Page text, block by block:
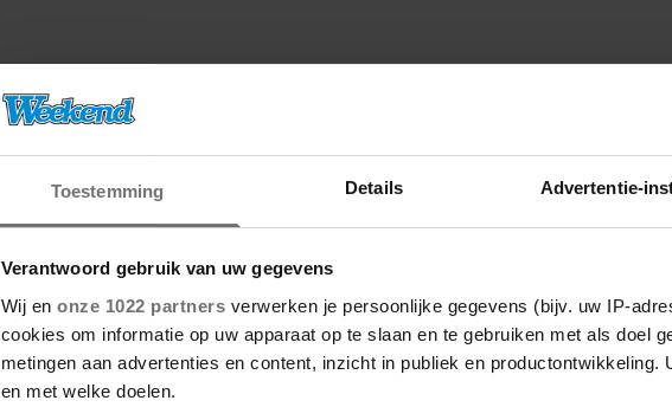
Toestemming Details Advertentie-
Verantwoord gebruik van uw gegevens
Wij en onze 1022 partners verwerken je persoonlijke gegevens (bijv. uw IP-
cookies om informatie op uw apparaat op te slaan en te gebruiken met als doel
metingen aan advertenties en content, inzicht in publiek en
en met welke doelen.